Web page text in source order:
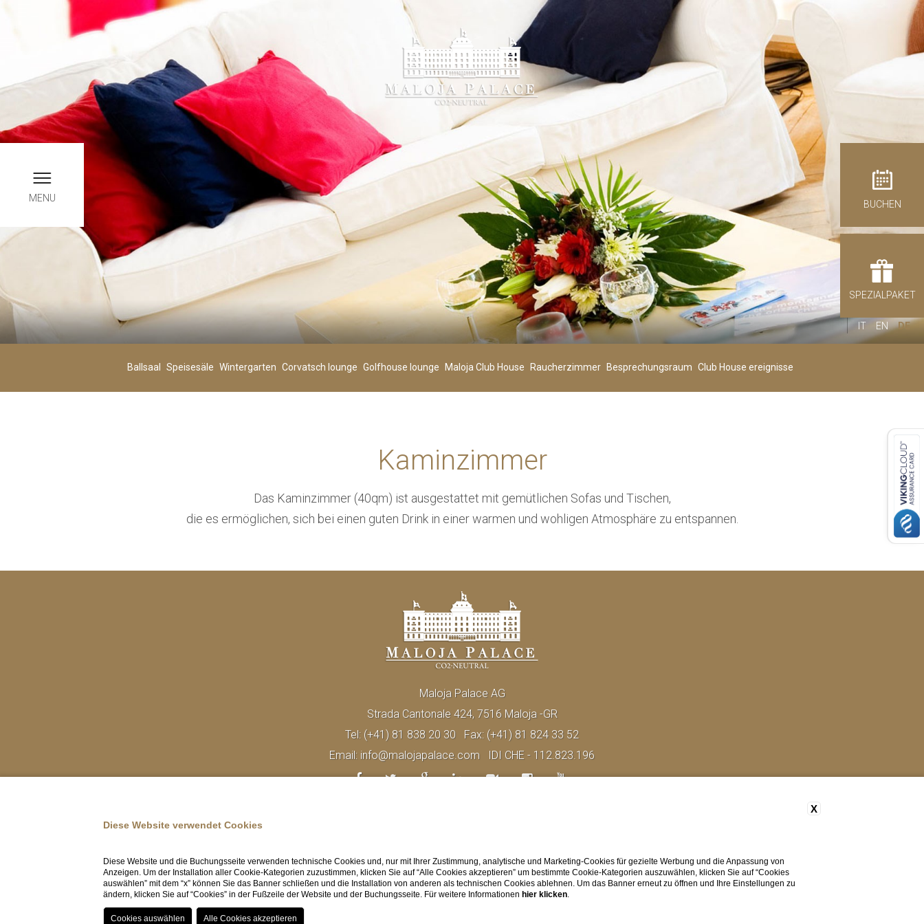
MENU
INFO
BUCHEN
SPEZIALPAKET
IT EN DE
Buchen on-line
Buchen Sie online, nur hier finden Sie den günstigsten Preis garantiert und alle Vorteile der direkten Buchung
Check-in
07
August 2026
Check-out
08
August 2026
SAMSTAG
Erwach.
- 02 +
Alter 12+
Kinder
- 00 +
Alter 0-3
Kinder
00
Alter 4-11
SUCHE
Ballsaal Speisesäle Wintergarten Corvatsch lounge Golfhouse lounge Maloja Club House Raucherzimmer Besprechungsraum Club House ereignisse
Kaminzimmer
Das Kaminzimmer (40qm) ist ausgestattet mit gemütlichen Sofas und Tischen,
die es ermöglichen, sich bei einen guten Drink in einer warmen und wohligen Atmosphäre zu entspannen.
Maloja Palace AG
Strada Cantonale 424, 7516 Maloja -GR
Tel: (+41) 81 838 20 30 Fax: (+41) 81 824 33 52
Email: info@malojapalace.com IDI CHE - 112.823.196
X
Diese Website verwendet Cookies
Diese Website und die Buchungsseite verwenden technische Cookies und, nur mit Ihrer Zustimmung, analytische und Marketing-Cookies für gezielte Werbung und die Anpassung von
Anzeigen. Um der Installation aller Cookie-Kategorien zuzustimmen, klicken Sie auf “Alle Cookies akzeptieren” um bestimmte Cookie-Kategorien auszuwählen, klicken Sie auf “Cookies
auswählen” mit dem “x” können Sie das Banner schließen und die Installation von anderen als technischen Cookies ablehnen. Um das Banner erneut zu öffnen und Ihre Einstellungen zu
ändern, klicken Sie auf “Cookies” in der Fußzeile der Website und der Buchungsseite. Für weitere Informationen hier klicken.